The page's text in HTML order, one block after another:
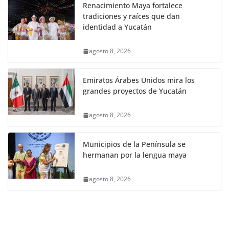
Renacimiento Maya fortalece
tradiciones y raíces que dan
identidad a Yucatán
agosto 8, 2026
Emiratos Árabes Unidos mira los
grandes proyectos de Yucatán
agosto 8, 2026
Municipios de la Península se
hermanan por la lengua maya
agosto 8, 2026